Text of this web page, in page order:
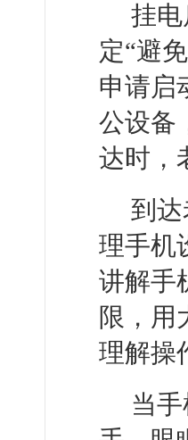
挂
定“避
申请启
公设备
达时，
到
理手机
讲解手
限，用
理解操
当